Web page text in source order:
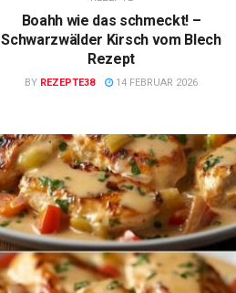
Boahh wie das schmeckt! –
Schwarzwälder Kirsch vom Blech
Rezept
BY REZEPTE38 14 FEBRUAR 2026